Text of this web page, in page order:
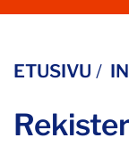
ETUSIVU